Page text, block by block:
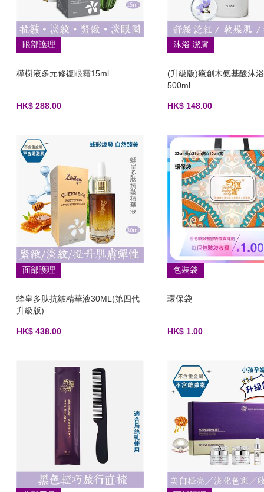
眼部護理
樺樹液多元修復眼霜15ml
HK$ 288.00
沐浴.潔膚
(升級版)癒創木氨基酸沐
500ml
HK$ 148.00
面部護理
蜂皇多肽抗皺精華液30ML(第四代
升級版)
HK$ 438.00
包裝袋
環保袋
HK$ 1.00